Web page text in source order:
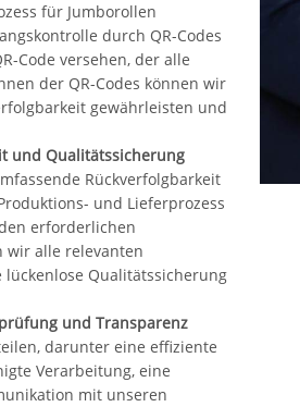
für Jumborollen
durch QR-Codes
Code versehen, der alle
der QR-Codes können wir
gewährleisten und
und Qualitätssicherung
Rückverfolgbarkeit
und Lieferprozess
erforderlichen
wir alle relevanten
Qualitätssicherung
und Transparenz
darunter eine effiziente
Verarbeitung, eine
mit unseren